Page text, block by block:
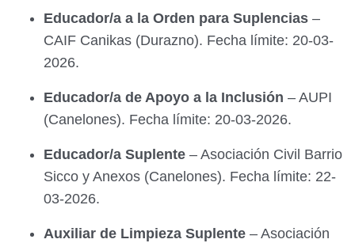
Educador/a a la Orden para Suplencias –
CAIF Canikas (Durazno). Fecha límite: 20-03-
2026.
Educador/a de Apoyo a la Inclusión – AUPI
(Canelones). Fecha límite: 20-03-2026.
Educador/a Suplente – Asociación Civil Barrio
Sicco y Anexos (Canelones). Fecha límite: 22-
03-2026.
Auxiliar de Limpieza Suplente – Asociación